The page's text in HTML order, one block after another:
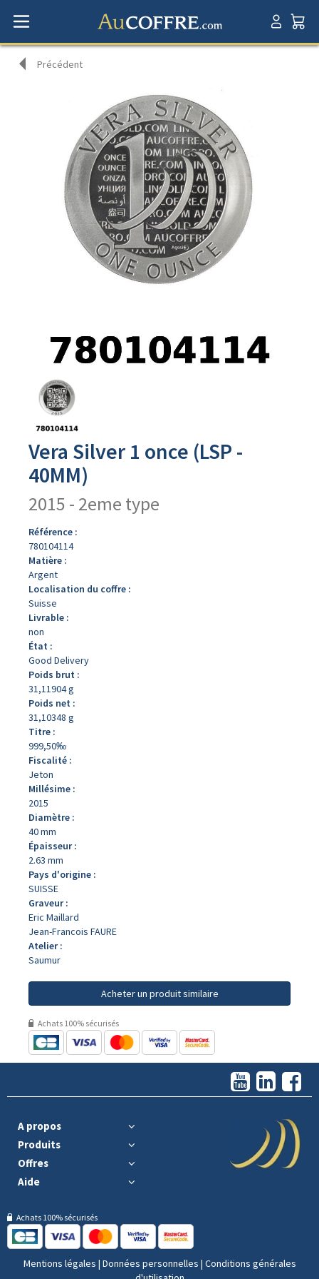
Précédent
produit
Vera Silver 1 once (LSP -
40MM)
2015 - 2eme type
Référence :
780104114
Matière :
Argent
Localisation du coffre :
Suisse
Livrable :
non
État :
Good Delivery
Poids brut :
31,11904 g
Poids net :
31,10348 g
Titre :
999,50‰
Fiscalité :
Jeton
Millésime :
2015
Diamètre :
40 mm
Épaisseur :
2.63 mm
Pays d'origine :
SUISSE
Graveur :
Eric Maillard
Jean-Francois FAURE
Atelier :
Saumur
Acheter un produit similaire
Achats 100% sécurisés
A propos
Produits
Offres
Aide
Achats 100% sécurisés
Mentions légales | Données personnelles | Conditions générales